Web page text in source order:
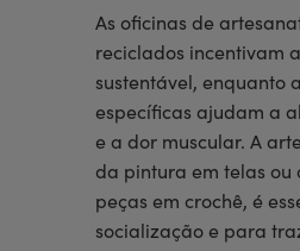
As oficinas de
reciclados incentivam
sustentável, enquanto
específicas ajudam a
e a dor muscular. A
da pintura em telas ou
peças em crochê, é
socialização e para